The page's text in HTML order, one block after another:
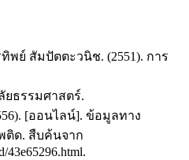
พย์ สัมปัตตะวนิช. (2551). การ
ยธรรมศาสตร์.
[ออนไลน์]. ข้อมูลทาง
ติด. สืบค้นจาก
43e65296.html.